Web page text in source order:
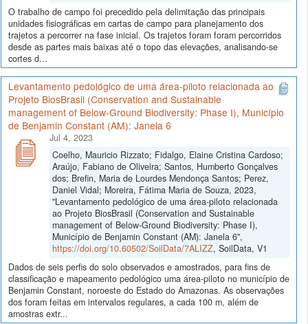
O trabalho de campo foi precedido pela delimitação das principais
unidades fisiográficas em cartas de campo para planejamento dos
trajetos a percorrer na fase inicial. Os trajetos foram foram percorridos
desde as partes mais baixas até o topo das elevações, analisando-se
cortes d...
Levantamento pedológico de uma área-piloto relacionada ao
Projeto BiosBrasil (Conservation and Sustainable
management of Below-Ground Biodiversity: Phase I), Município
de Benjamin Constant (AM): Janela 6
Jul 4, 2023
Coelho, Mauricio Rizzato; Fidalgo, Elaine Cristina Cardoso;
Araújo, Fabiano de Oliveira; Santos, Humberto Gonçalves
dos; Brefin, Maria de Lourdes Mendonça Santos; Perez,
Daniel Vidal; Moreira, Fátima Maria de Souza, 2023,
"Levantamento pedológico de uma área-piloto relacionada
ao Projeto BiosBrasil (Conservation and Sustainable
management of Below-Ground Biodiversity: Phase I),
Município de Benjamin Constant (AM): Janela 6",
https://doi.org/10.60502/SoilData/7ALIZZ, SoilData, V1
Dados de seis perfis do solo observados e amostrados, para fins de
classificação e mapeamento pedológico uma área-piloto no município de
Benjamin Constant, noroeste do Estado do Amazonas. As observações
dos foram feitas em intervalos regulares, a cada 100 m, além de
amostras extr...